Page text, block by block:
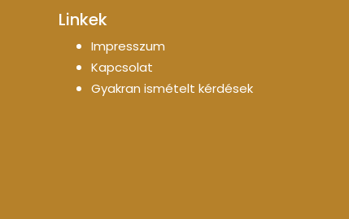
Linkek
Impresszum
Kapcsolat
Gyakran ismételt kérdések